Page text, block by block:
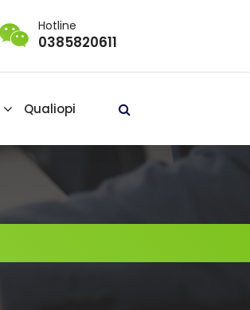
Hotline
0385820611
Qualiopi